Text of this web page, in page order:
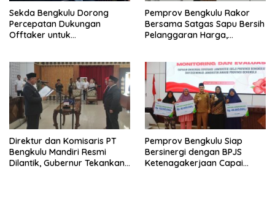
Sekda Bengkulu Dorong
Percepatan Dukungan
Offtaker untuk
Pemprov Bengkulu Rakor
Bersama Satgas Sapu Bersih
Pelanggaran Harga,
Masih Jadi Sorotan
Direktur dan Komisaris PT
Bengkulu Mandiri Resmi
Dilantik, Gubernur Tekankan
Pemprov Bengkulu Siap
Bersinergi dengan BPJS
Ketenagakerjaan Capai